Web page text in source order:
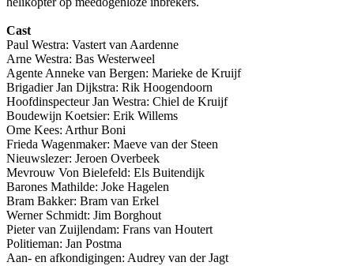
Cast
Paul Westra: Vastert van Aardenne
Arne Westra: Bas Westerweel
Agente Anneke van Bergen: Marieke de Kruijf
Brigadier Jan Dijkstra: Rik Hoogendoorn
Hoofdinspecteur Jan Westra: Chiel de Kruijf
Boudewijn Koetsier: Erik Willems
Ome Kees: Arthur Boni
Frieda Wagenmaker: Maeve van der Steen
Nieuwslezer: Jeroen Overbeek
Mevrouw Von Bielefeld: Els Buitendijk
Barones Mathilde: Joke Hagelen
Bram Bakker: Bram van Erkel
Werner Schmidt: Jim Borghout
Pieter van Zuijlendam: Frans van Houtert
Politieman: Jan Postma
Aan- en afkondigingen: Audrey van der Jagt